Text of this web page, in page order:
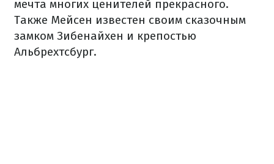
мечта многих ценителей прекрасного.
Также Мейсен известен своим сказочным
замком Зибенайхен и крепостью
Альбрехтсбург.